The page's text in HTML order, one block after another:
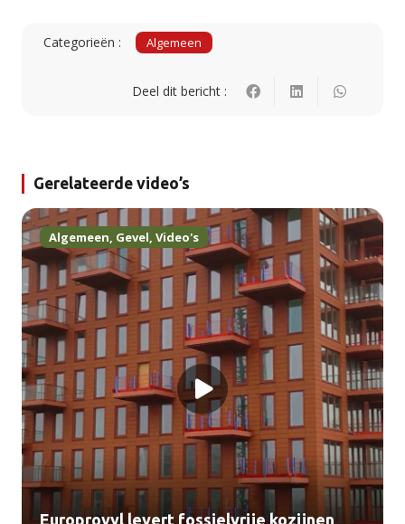
Categorieën : Algemeen
Deel dit bericht :
Gerelateerde video’s
Algemeen, Gevel, Video's